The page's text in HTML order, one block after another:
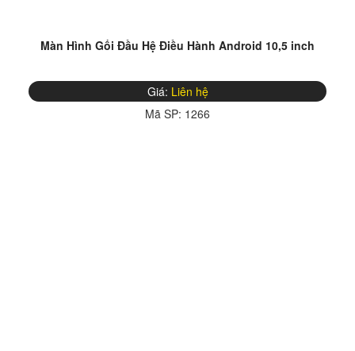
Màn Hình Gối Đầu Hệ Điều Hành Android 10,5 inch
Giá: Liên hệ
Mã SP: 1266